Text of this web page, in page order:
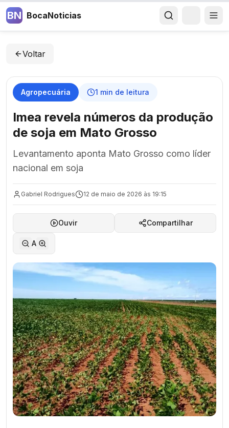
BN BocaNoticias
Voltar
Agropecuária 1 min de leitura
Imea revela números da produção
de soja em Mato Grosso
Levantamento aponta Mato Grosso como líder
nacional em soja
Gabriel Rodrigues 12 de maio de 2026 às 19:15
Ouvir Compartilhar
A